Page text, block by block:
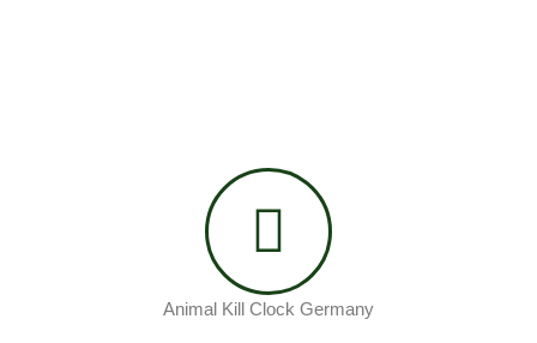
Animal Kill Clock Germany